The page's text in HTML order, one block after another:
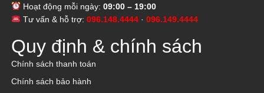
Hoạt động mỗi ngày: 09:00 – 19:00
Tư vấn & hỗ trợ: 096.148.4444· 096.149.4444
Quy định & chính sách
Chính sách thanh toán
Chính sách bảo hành